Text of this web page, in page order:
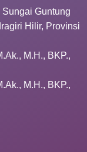
Guntung
Hilir, Provinsi
M.H., BKP.,
M.H., BKP.,